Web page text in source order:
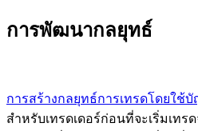
การพัฒนากลยุทธ์
การสร้างกลยุทธ์การเทรดโดยใช้
สำหรับเทรดเดอร์ก่อนที่จะเริ่มเท